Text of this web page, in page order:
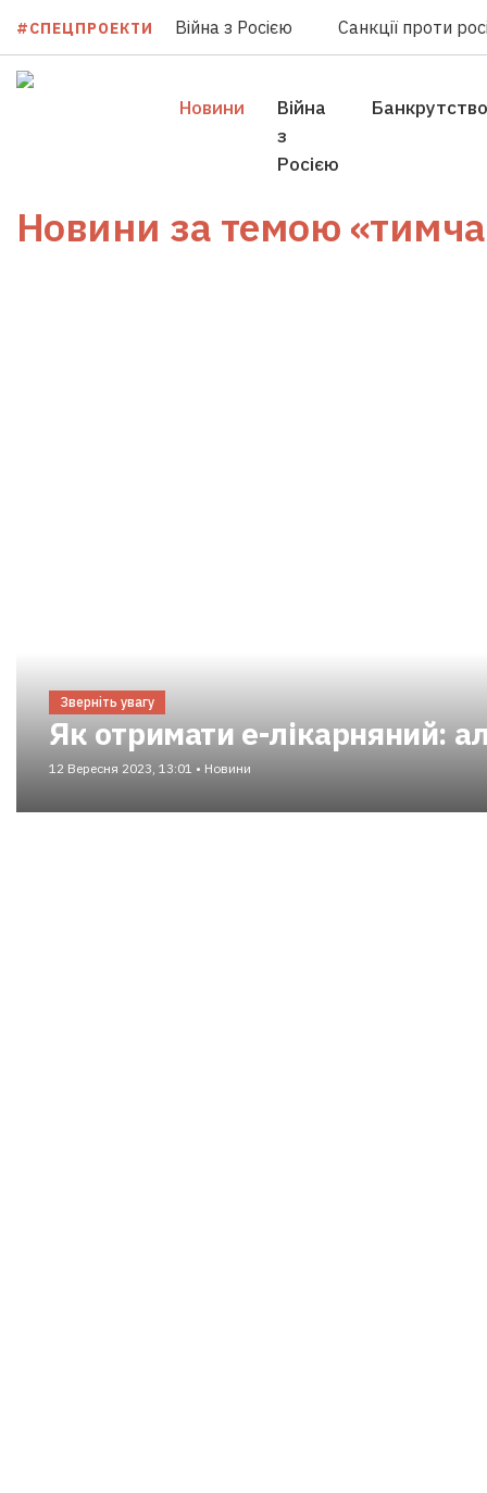
#СПЕЦПРОЕКТИ Війна з Росією Санкції проти
Новини
Війна
з
Росією
Банкрутство
Новини за темою
Зверніть увагу
Як отримати е-лікарняний:
12 Вересня 2023, 13:01 • Новини